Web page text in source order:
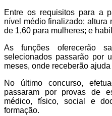
Entre os requisitos para a
nível médio finalizado; altura
de 1,60 para mulheres; e
As funções oferecerão
selecionados passarão por
meses, onde receberão
No último concurso,
passaram por provas de
médico, físico, social e
formação.